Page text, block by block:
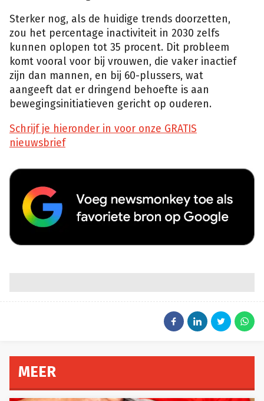
Sterker nog, als de huidige trends doorzetten,
zou het percentage inactiviteit in 2030 zelfs
kunnen oplopen tot 35 procent. Dit probleem
komt vooral voor bij vrouwen, die vaker inactief
zijn dan mannen, en bij 60-plussers, wat
aangeeft dat er dringend behoefte is aan
bewegingsinitiatieven gericht op ouderen.
Schrijf je hieronder in voor onze GRATIS
nieuwsbrief
MEER